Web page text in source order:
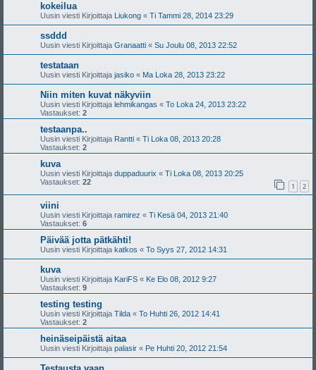
kokeilua
Uusin viesti Kirjoittaja Liukong « Ti Tammi 28, 2014 23:29
ssddd
Uusin viesti Kirjoittaja Granaatti « Su Joulu 08, 2013 22:52
testataan
Uusin viesti Kirjoittaja jasiko « Ma Loka 28, 2013 23:22
Niin miten kuvat näkyviin
Uusin viesti Kirjoittaja lehmikangas « To Loka 24, 2013 23:22
Vastaukset: 2
testaanpa..
Uusin viesti Kirjoittaja Rantti « Ti Loka 08, 2013 20:28
Vastaukset: 2
kuva
Uusin viesti Kirjoittaja duppaduurix « Ti Loka 08, 2013 20:25
Vastaukset: 22 1 2
viini
Uusin viesti Kirjoittaja ramirez « Ti Kesä 04, 2013 21:40
Vastaukset: 6
Päivää jotta pätkähti!
Uusin viesti Kirjoittaja katkos « To Syys 27, 2012 14:31
kuva
Uusin viesti Kirjoittaja KariFS « Ke Elo 08, 2012 9:27
Vastaukset: 9
testing testing
Uusin viesti Kirjoittaja Tilda « To Huhti 26, 2012 14:41
Vastaukset: 2
heinäseipäistä aitaa
Uusin viesti Kirjoittaja palasir « Pe Huhti 20, 2012 21:54